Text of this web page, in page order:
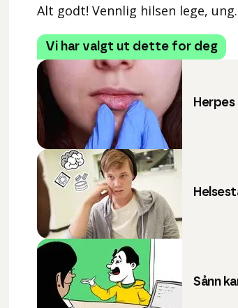
Alt godt! Vennlig hilsen lege,
Vi har valgt ut dette for deg
Sånn